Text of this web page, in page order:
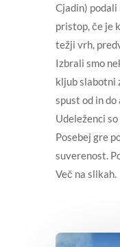
Cjadin) podali
pristop, če je
težji vrh,
Izbrali smo
kljub slabotni
spust od in do
Udeleženci
Posebej gre
suverenost.
Več na slikah.